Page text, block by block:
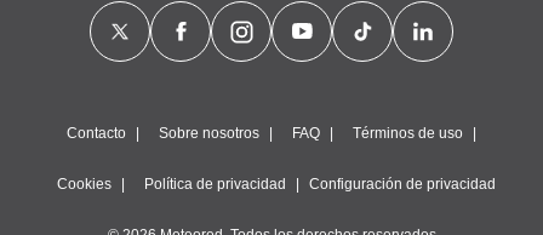
Contacto Sobre nosotros FAQ Términos de uso
Cookies Política de privacidad Configuración de privacidad